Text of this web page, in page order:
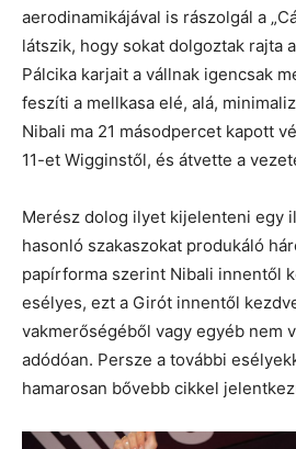
aerodinamikájával is rászolgál a
látszik, hogy sokat dolgoztak rajta
Pálcika karjait a vállnak igencsak
feszíti a mellkasa elé, alá,
Nibali ma 21 másodpercet kapott
11-et Wigginstől, és átvette a
Merész dolog ilyet kijelenteni egy
hasonló szakaszokat produkáló
papírforma szerint Nibali innentől
esélyes, ezt a Girót innentől
vakmerőségéből vagy egyéb nem
adódóan. Persze a további
hamarosan bővebb cikkel